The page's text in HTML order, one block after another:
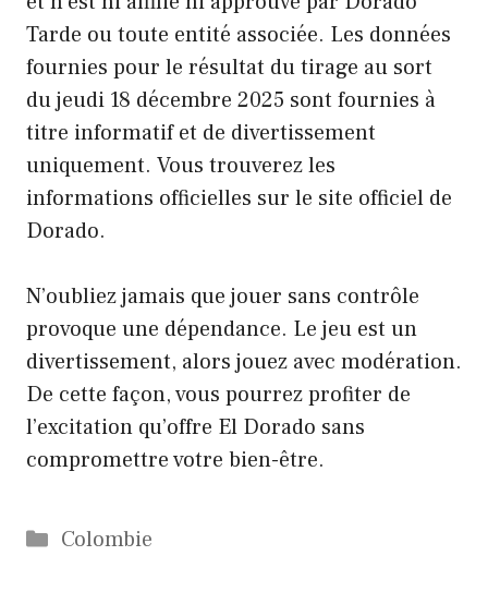
Tarde ou toute entité associée. Les données
fournies pour le résultat du tirage au sort
du jeudi 18 décembre 2025 sont fournies à
titre informatif et de divertissement
uniquement. Vous trouverez les
informations officielles sur le site officiel de
Dorado.
N’oubliez jamais que jouer sans contrôle
provoque une dépendance. Le jeu est un
divertissement, alors jouez avec modération.
De cette façon, vous pourrez profiter de
l’excitation qu’offre El Dorado sans
compromettre votre bien-être.
Catégories
Colombie